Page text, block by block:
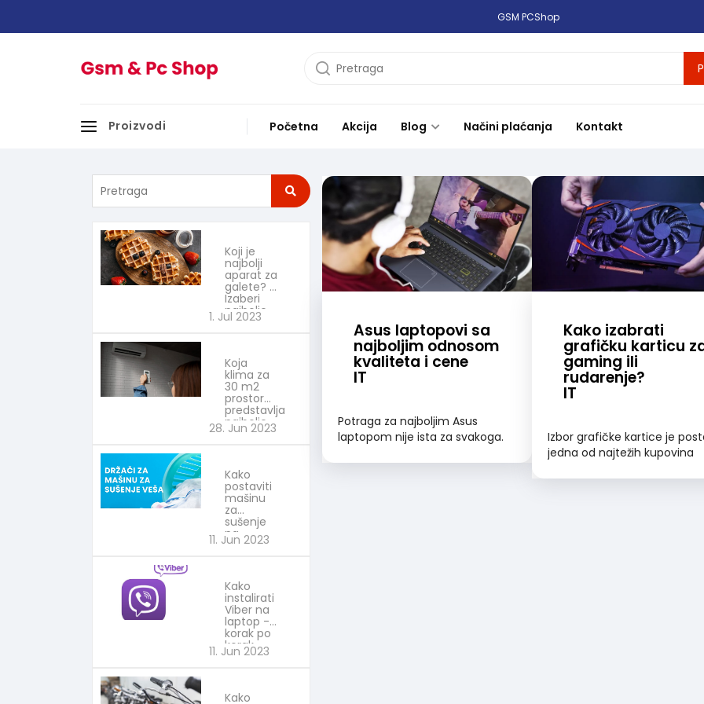
GSM PCShop
Proizvodi Početna Akcija Blog Načini plaćanja Kontakt
Koji je
najbolji
aparat za
galete?
Izaberi
najbolje
1. Jul 2023
Koja
klima za
30 m2
prostora
predstavlja
najbolje
rešenje?
28. Jun 2023
Kako
postaviti
mašinu
za
sušenje
na
mašinu
Praktični
saveti
11. Jun 2023
Kako
instalirati
Viber na
laptop -
korak po
korak
vodič
11. Jun 2023
Kako
Asus laptopovi sa
najboljim odnosom
kvaliteta i cene
IT
Potraga za najboljim Asus
laptopom nije ista za svakoga.
Kako izabrati
grafičku karticu
gaming ili
rudarenje?
IT
Izbor grafičke kartice je
jedna od najtežih kupovina